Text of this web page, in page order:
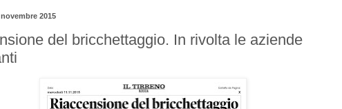
2015
del bricchettaggio. In rivolta le aziende